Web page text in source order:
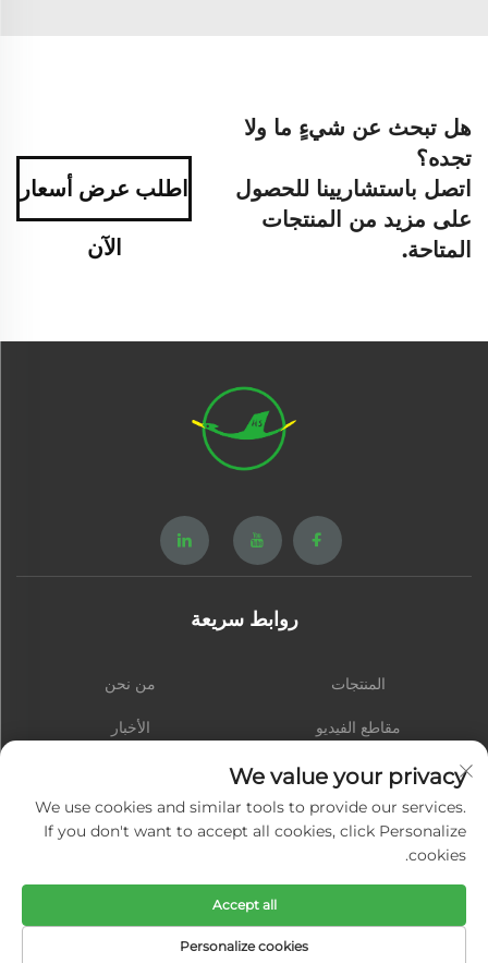
هل تبحث عن شيءٍ ما ولا
تجده؟
اتصل باستشاريينا للحصول
على مزيد من المنتجات
المتاحة.
اطلب عرض أسعار
الآن
روابط سريعة
المنتجات من نحن
مقاطع الفيديو الأخبار
اتصل بنا
-
سياسة الخصوصية
We value your privacy
We use cookies and similar tools to provide our services.
If you don't want to accept all cookies, click Personalize
cookies.
Personalize cookies
Accept all